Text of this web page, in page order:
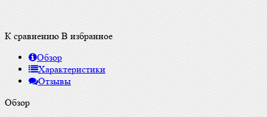
К сравнению В избранное
Обзор
Характеристики
Отзывы
Обзор